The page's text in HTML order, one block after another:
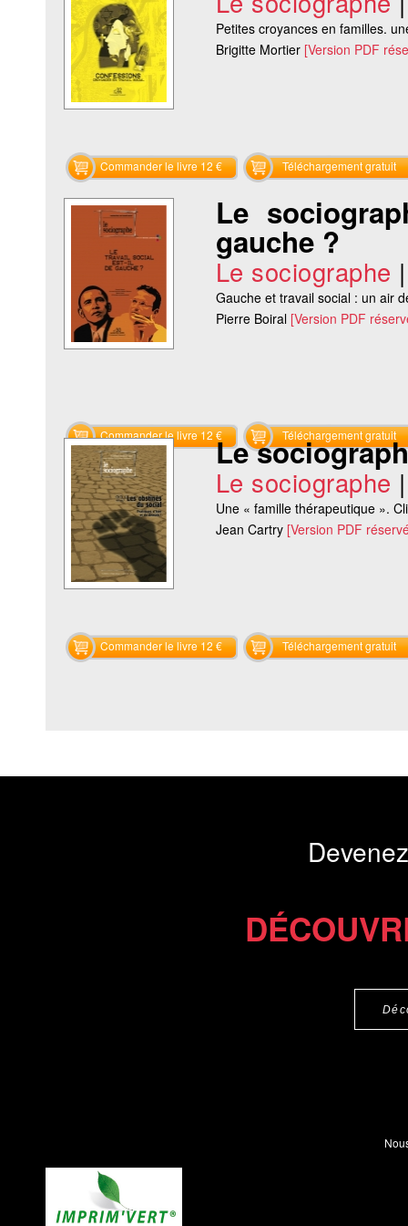
Petites croyances en familles.
Brigitte Mortier [Version PDF
Commander le livre 12 € Téléchargement gratuit
Le
gauche ?
Le sociographe
Gauche et travail social : un air
Pierre Boiral [Version PDF
Commander le livre 12 € Téléchargement gratuit
Le
Le sociographe
Une « famille thérapeutique ».
Jean Cartry [Version PDF
Commander le livre 12 € Téléchargement gratuit